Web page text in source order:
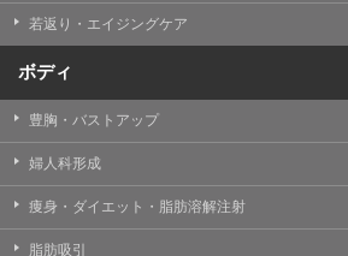
・閲覧記録等から趣味・嗜好を分析
の広告に利用するため
め
・患者様のサービス利用状況の分析及
・広告、宣伝、マーケティングのため
【個人情報の管理体制について】
若返り・エイジングケア
ボディ
豊胸・バストアップ
婦人科形成
痩身・ダイエット・脂肪溶解注射
脂肪吸引